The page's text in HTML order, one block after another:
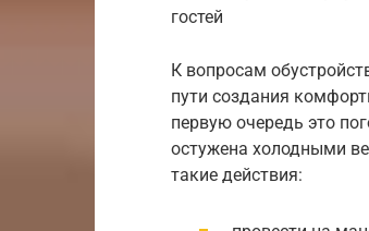
гостей
К вопросам
пути создания
первую очередь это
остужена холодными
такие действия: